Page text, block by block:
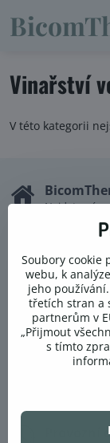
Vinařství
V této kategorii
Najdete nás
Studio
Dobřichovice
SPA RESORT
U Imperialu
Karlovy Vary
Kontakt
Lucie
mob.: +420
e-mail:
Provozní
Soubory cookie
webu, k
jeho
třetích stran a
partnerům v
„Přijmout
s tímto